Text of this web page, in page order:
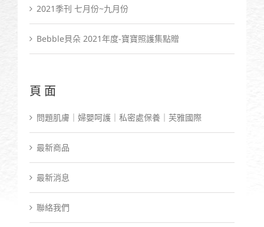
2021季刊 七月份~九月份
Bebble貝朵 2021年度-寶寶照護集點贈
頁面
問題肌膚｜婦嬰呵護｜私密處保養｜芙雅國際
最新商品
最新消息
聯絡我們